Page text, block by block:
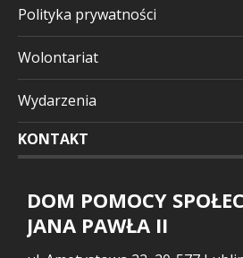
Polityka prywatności
Wolontariat
Wydarzenia
KONTAKT
DOM POMOCY
JANA PAWŁA II